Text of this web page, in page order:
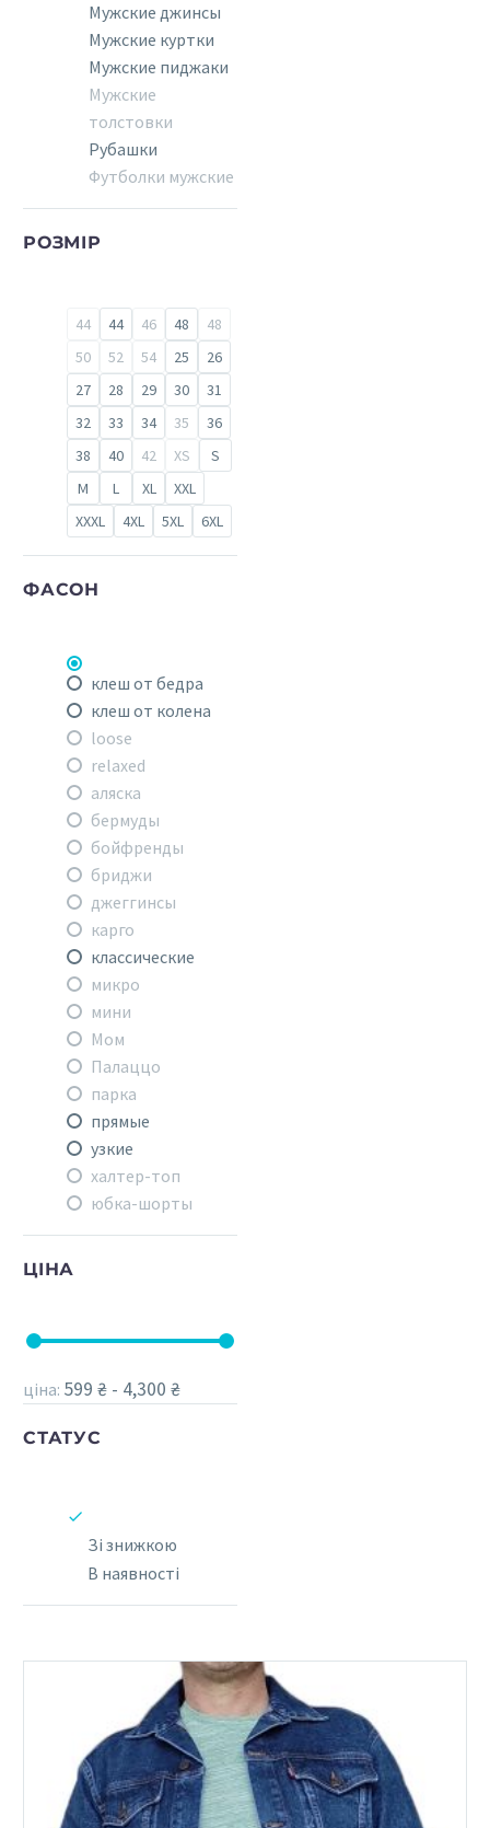
Мужские джинсы
Мужские куртки
Мужские пиджаки
Мужские
толстовки
Рубашки
Футболки мужские
РОЗМІР
44 44 46 48
48
50
52 54 25
26
27
28 29 30
31
32
33 34 35
36
38
40 42 XS
S
M
L XL
XXL
XXXL
4XL 5XL 6XL
ФАСОН
клеш от бедра
клеш от колена
loose
relaxed
аляска
бермуды
бойфренды
бриджи
джеггинсы
карго
классические
микро
мини
Мом
Палаццо
парка
прямые
узкие
халтер-топ
юбка-шорты
ЦІНА
ціна: 599 ₴ - 4,300 ₴
СТАТУС
Зі знижкою
В наявності